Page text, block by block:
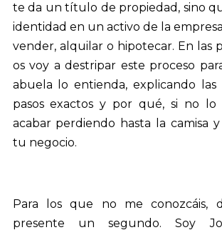
te da un título de propiedad, sino
identidad en un activo de la
vender, alquilar o hipotecar. En las
os voy a destripar este proceso
abuela lo entienda, explicando las
pasos exactos y por qué, si no lo
acabar perdiendo hasta la camisa
tu negocio.
Para los que no me conozcáis,
presente un segundo. Soy